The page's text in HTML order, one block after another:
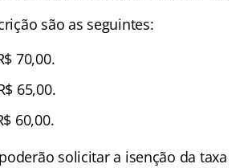
são as seguintes:
70,00.
65,00.
60,00.
solicitar a isenção da taxa